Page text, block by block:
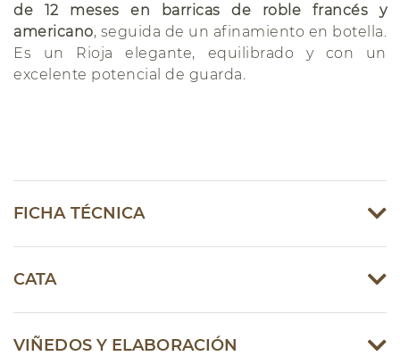
de 12 meses en barricas de roble francés y
americano, seguida de un afinamiento en botella.
Es un Rioja elegante, equilibrado y con un
excelente potencial de guarda.
FICHA TÉCNICA
CATA
VIÑEDOS Y ELABORACIÓN